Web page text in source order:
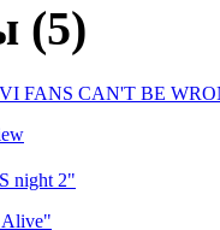
(5)
FANS CAN'T BE
night 2"
Alive"